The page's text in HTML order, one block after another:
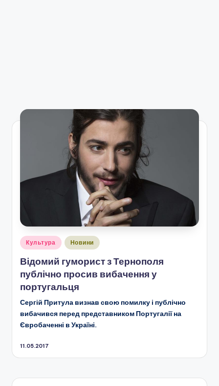
Опубліковано
Культура Новини
Відомий гуморист з Тернополя
публічно просив вибачення у
португальця
Сергій Притула визнав свою помилку і публічно
вибачився перед представником Португалії на
Євробаченні в Україні.
11.05.2017